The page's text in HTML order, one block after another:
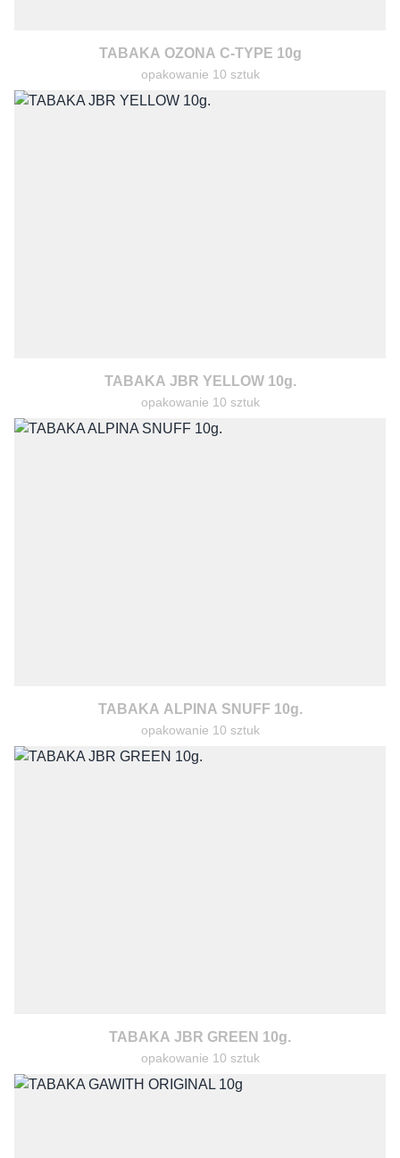
TABAKA OZONA C-TYPE 10g
opakowanie 10 sztuk
TABAKA JBR YELLOW 10g.
opakowanie 10 sztuk
TABAKA ALPINA SNUFF 10g.
opakowanie 10 sztuk
TABAKA JBR GREEN 10g.
opakowanie 10 sztuk